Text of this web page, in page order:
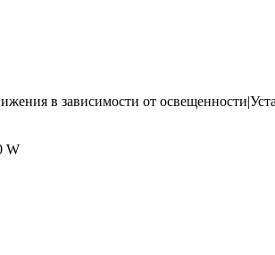
в зависимости от
W